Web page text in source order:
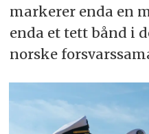
markerer enda en
enda et tett bånd i
norske